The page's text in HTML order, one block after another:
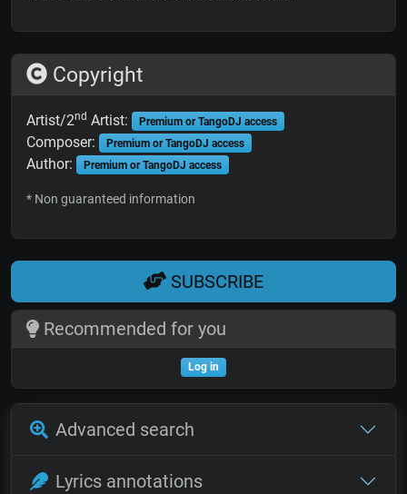
Copyright
Artist/2nd Artist: Premium or TangoDJ access
Composer: Premium or TangoDJ access
Author: Premium or TangoDJ access
* Non guaranteed information
SUBSCRIBE
Recommended for you
Log in
Advanced search
Lyrics annotations